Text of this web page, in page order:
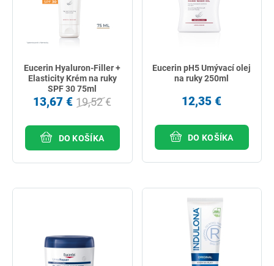
Eucerin Hyaluron-Filler +
Elasticity Krém na ruky
SPF 30 75ml
13,67 € 19,52 €
DO KOŠÍKA
Eucerin pH5 Umývací olej
na ruky 250ml
12,35 €
DO KOŠÍKA